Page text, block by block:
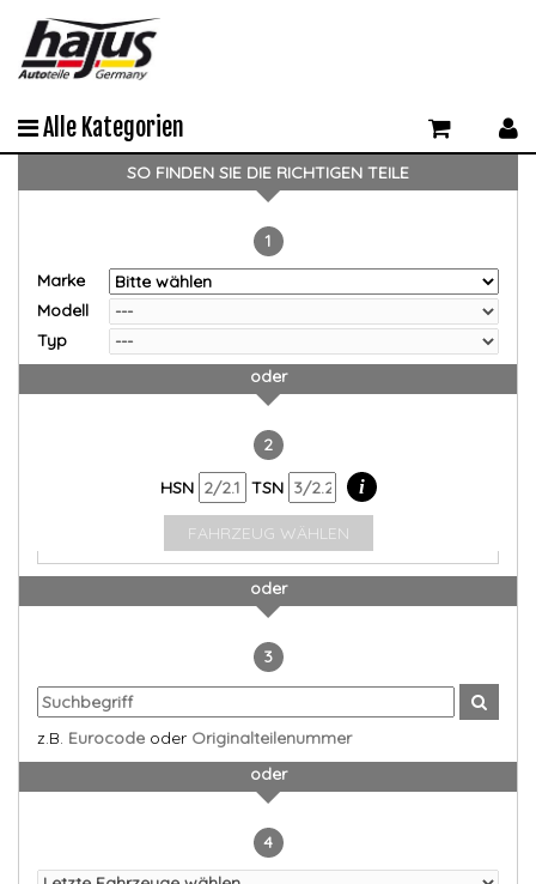
Alle Kategorien
SO FINDEN SIE DIE RICHTIGEN TEILE
1
Marke
Modell
Typ
oder
2
HSN
TSN i
FAHRZEUG WÄHLEN
oder
3
z.B. Eurocode oder Originalteilenummer
oder
4